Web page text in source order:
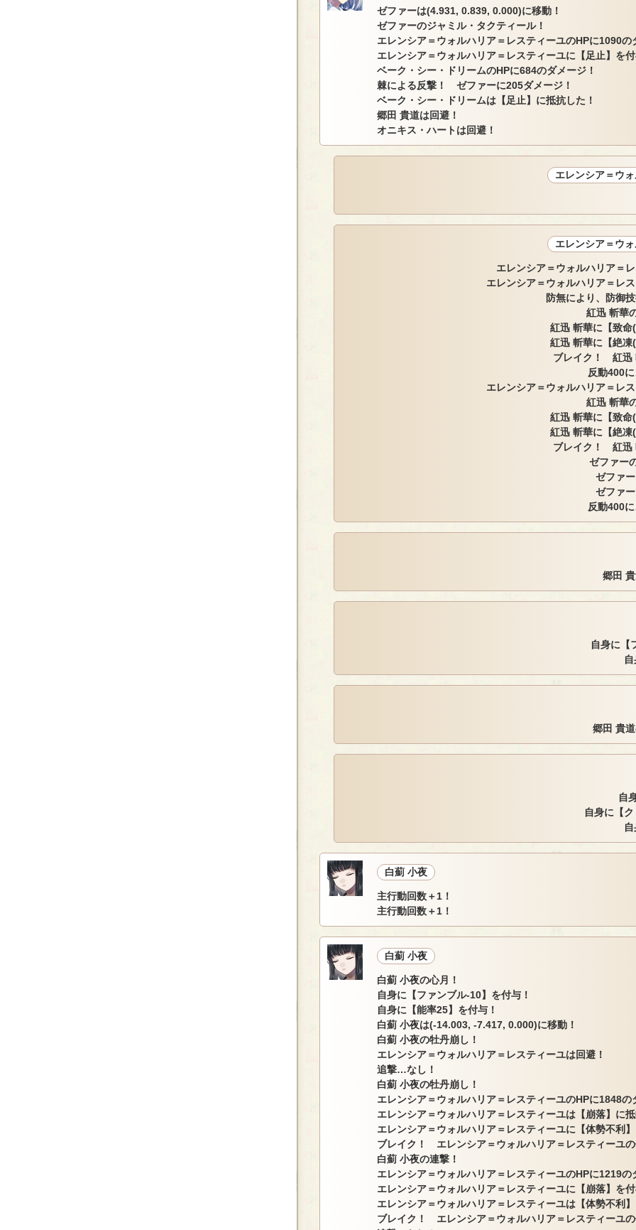
ゼファーは(4.931, 0.839, 0.000)に移動！
ゼファーのジャミル・タクティール！
エレンシア＝ウォルハリア＝レスティーユのHPに1090の
エレンシア＝ウォルハリア＝レスティーユに【足止】を
ベーク・シー・ドリームのHPに684のダメージ！
棘による反撃！ ゼファーに205ダメージ！
ベーク・シー・ドリームは【足止】に抵抗した！
郷田 貴道は回避！
オニキス・ハートは回避！
エレンシア＝ウ
エレンシア＝ウ
エレンシア＝ウォルハリア＝
エレンシア＝ウォルハリア＝レ
防無により、防御
紅迅 斬華
紅迅 斬華に【致
紅迅 斬華に【絶
ブレイク！ 紅迅
反動400
エレンシア＝ウォルハリア＝レ
紅迅 斬華
紅迅 斬華に【致
紅迅 斬華に【絶
ブレイク！ 紅迅
ゼファー
ゼファ
ゼファ
反動400
郷田
自身に【
郷田 貴
自
自身に【
白薊 小夜
主行動回数＋1！
主行動回数＋1！
白薊 小夜
白薊 小夜の心月！
自身に【ファンブル-10】を付与！
自身に【能率25】を付与！
白薊 小夜は(-14.003, -7.417, 0.000)に移動！
白薊 小夜の牡丹崩し！
エレンシア＝ウォルハリア＝レスティーユは回避！
追撃…なし！
白薊 小夜の牡丹崩し！
エレンシア＝ウォルハリア＝レスティーユのHPに1848の
エレンシア＝ウォルハリア＝レスティーユは【崩落】に
エレンシア＝ウォルハリア＝レスティーユに【体勢不利
ブレイク！ エレンシア＝ウォルハリア＝レスティーユ
白薊 小夜の連撃！
エレンシア＝ウォルハリア＝レスティーユのHPに1219の
エレンシア＝ウォルハリア＝レスティーユに【崩落】を
エレンシア＝ウォルハリア＝レスティーユは【体勢不利
ブレイク！ エレンシア＝ウォルハリア＝レスティーユ